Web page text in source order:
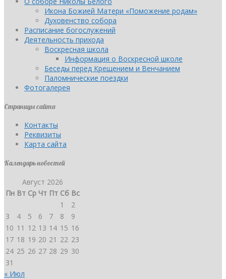
Икона Божией Матери «Поможение родам»
Духовенство собора
Расписание богослужений
Деятельность прихода
Воскресная школа
Информация о Воскресной школе
Беседы перед Крещением и Венчанием
Паломнические поездки
Фотогалерея
Страницы сайта
Контакты
Реквизиты
Карта сайта
Календарь новостей
Август 2026
Пн Вт Ср Чт Пт Сб Вс
1
2
3
4 5 6 7 8
9
10 11 12 13 14 15 16
17 18 19 20 21 22 23
24 25 26 27 28 29 30
31
« Июл